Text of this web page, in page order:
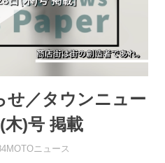
せ／タウンニュー
木)号 掲載
ニュース